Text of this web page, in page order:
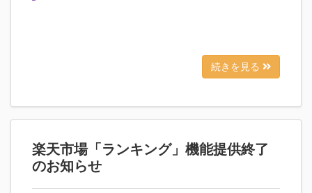
続きを見る
楽天市場「ランキング」機能提供終了
のお知らせ